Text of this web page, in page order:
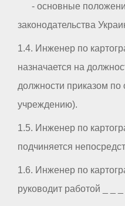
- основные
законодательства
1.4. Инженер по
назначается на
должности приказом по
учреждению).
1.5. Инженер по
подчиняется
1.6. Инженер по
руководит работой _ _